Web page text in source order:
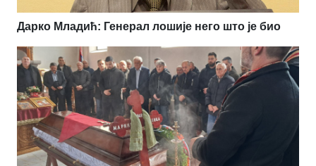
Дарко Младић: Генерал лошије него што је био